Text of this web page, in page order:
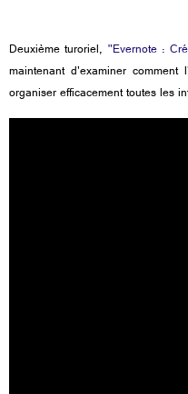
Deuxième turoriel, "Evernote :
maintenant d'examiner
organiser efficacement toutes les